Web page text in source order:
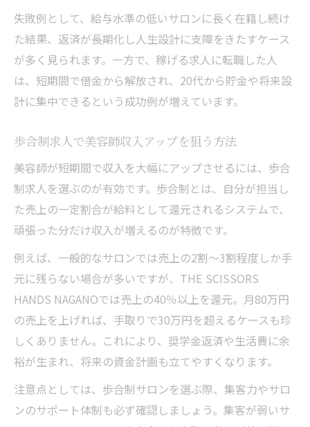
奨学金返済後に広がる美容師の人生設計
歩合制求人で実現する20代の夢と投資計画
長野市美容室求人で新しい一歩を踏み出す
奨学金は「自己投資」だったと胸を張れるよう
美容師20代が稼ぐ求人で夢を実現する理由
奨学金返済を経て美容師として成長する道
歩合制美容室で成功体験を積む転職術
長野市美容室求人で自己投資を回収しよう
稼げる美容師求人で過去の苦労を誇りに変
える
失敗例として、給与水準の低いサロンに長く在籍し続け
た結果、返済が長期化し人生設計に支障をきたすケース
が多く見られます。一方で、稼げる求人に転職した人
は、短期間で借金から解放され、20代から貯金や将来設
計に集中できるという成功例が増えています。
歩合制求人で美容師収入アップを狙う方法
美容師が短期間で収入を大幅にアップさせるには、歩合
制求人を選ぶのが有効です。歩合制とは、自分が担当し
た売上の一定割合が給料として還元されるシステムで、
頑張った分だけ収入が増えるのが特徴です。
例えば、一般的なサロンでは売上の2割〜3割程度しか手
元に残らない場合が多いですが、THE SCISSORS
HANDS NAGANOでは売上の40％以上を還元。月80万円
の売上を上げれば、手取りで30万円を超えるケースも珍
しくありません。これにより、奨学金返済や生活費に余
裕が生まれ、将来の資金計画も立てやすくなります。
注意点としては、歩合制サロンを選ぶ際、集客力やサロ
ンのサポート体制も必ず確認しましょう。集客が弱いサ